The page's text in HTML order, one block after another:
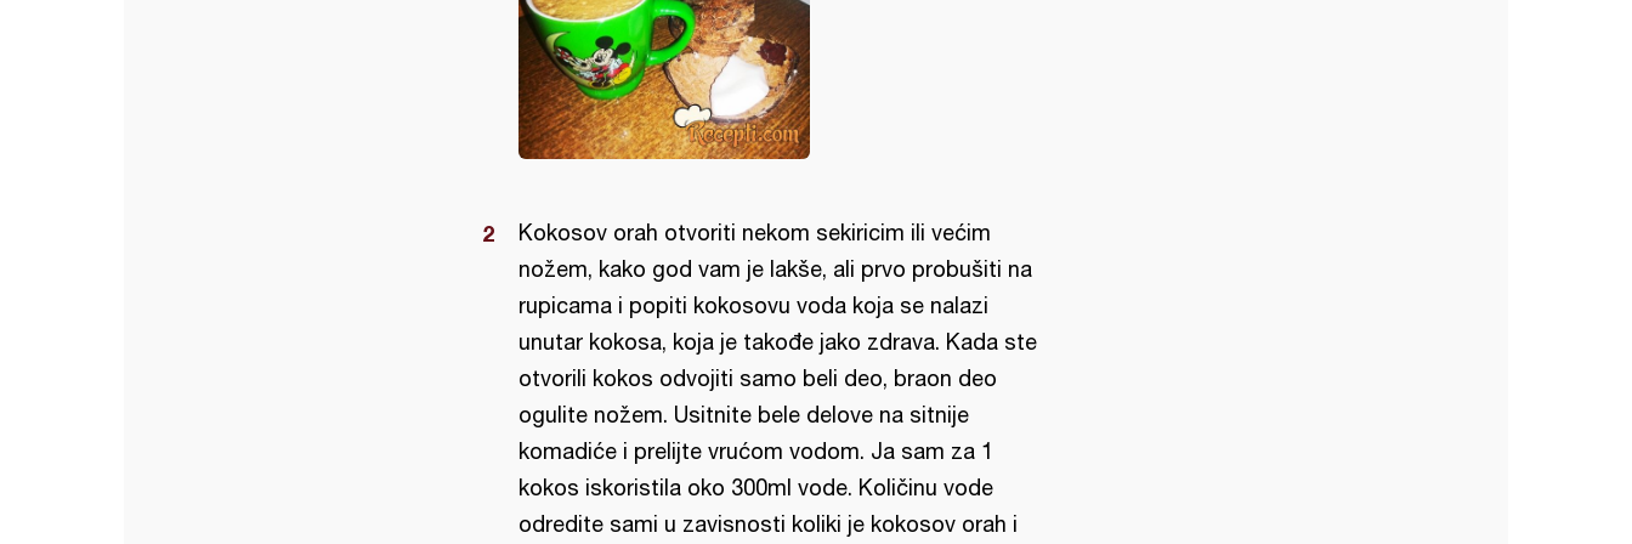
Kokosov orah otvoriti nekom sekiricim ili većim
nožem, kako god vam je lakše, ali prvo probušiti na
rupicama i popiti kokosovu voda koja se nalazi
unutar kokosa, koja je takođe jako zdrava. Kada ste
otvorili kokos odvojiti samo beli deo, braon deo
ogulite nožem. Usitnite bele delove na sitnije
komadiće i prelijte vrućom vodom. Ja sam za 1
kokos iskoristila oko 300ml vode. Količinu vode
odredite sami u zavisnosti koliki je kokosov orah i